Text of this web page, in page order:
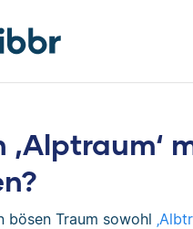
bösen Traum sowohl